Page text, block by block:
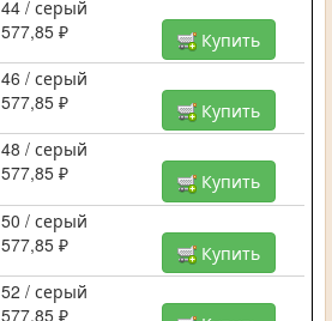
44 / серый
577,85 ₽
Купить
46 / серый
577,85 ₽
Купить
48 / серый
577,85 ₽
Купить
50 / серый
577,85 ₽
Купить
52 / серый
577,85 ₽